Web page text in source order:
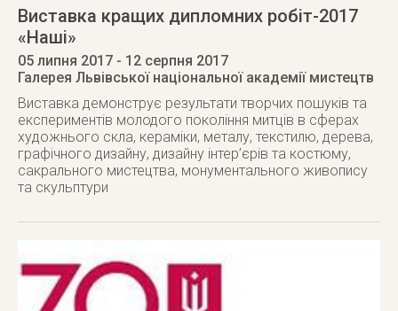
Виставка кращих дипломних робіт-2017
«Наші»
05 липня 2017 - 12 серпня 2017
Галерея Львівської національної академії мистецтв
Виставка демонструє результати творчих пошуків та
експериментів молодого покоління митців в сферах
художнього скла, кераміки, металу, текстилю, дерева,
графічного дизайну, дизайну інтер’єрів та костюму,
сакрального мистецтва, монументального живопису
та скульптури